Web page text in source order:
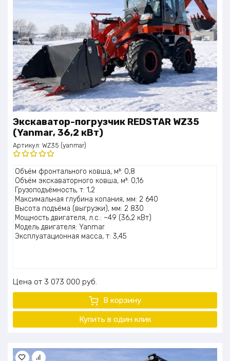
Экскаватор-погрузчик REDSTAR WZ35
(Yanmar, 36,2 кВт)
Артикул: WZ35 (yanmar)
Оценка
5.00из 5
Объём фронтального ковша, м³: 0,8
Объём экскаваторного ковша, м³: 0,16
Грузоподъёмность, т: 1,2
Максимальная глубина копания, мм: 2 640
Высота подъёма (выгрузки), мм: 2 830
Мощность двигателя, л.с.: ~49 (36,2 кВт)
Модель двигателя: Yanmar
Эксплуатационная масса, т: 3,45
Цена 3 073 000 руб.
В корзину
Купить в один клик